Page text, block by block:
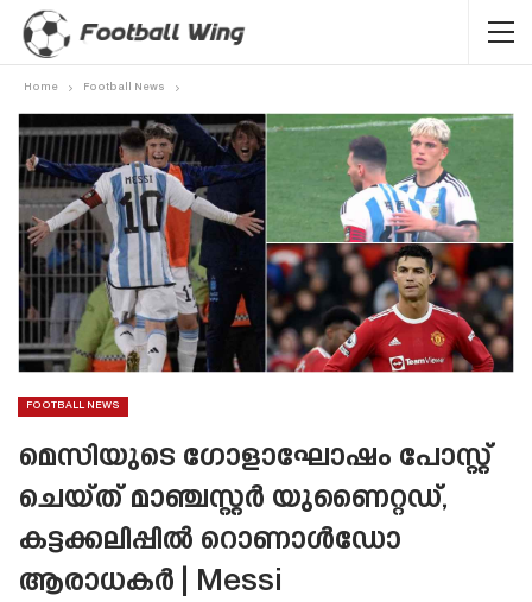
Home Football News
FOOTBALL NEWS
മെസിയുടെ ഗോളാഘോഷം പോസ്റ്റ്
ചെയ്‌ത് മാഞ്ചസ്റ്റർ യുണൈറ്റഡ്,
കട്ടക്കലിപ്പിൽ റൊണാൾഡോ
ആരാധകർ | Messi